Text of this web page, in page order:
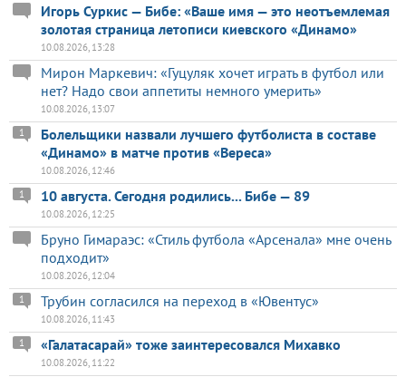
Игорь Суркис — Бибе: «Ваше имя — это неотъемлемая
золотая страница летописи киевского «Динамо»
10.08.2026, 13:28
Мирон Маркевич: «Гуцуляк хочет играть в футбол или
нет? Надо свои аппетиты немного умерить»
10.08.2026, 13:07
Болельщики назвали лучшего футболиста в составе
«Динамо» в матче против «Вереса»
1
10.08.2026, 12:46
10 августа. Сегодня родились... Бибе — 89
1
10.08.2026, 12:25
Бруно Гимараэс: «Стиль футбола «Арсенала» мне очень
подходит»
10.08.2026, 12:04
Трубин согласился на переход в «Ювентус»
1
10.08.2026, 11:43
«Галатасарай» тоже заинтересовался Михавко
1
10.08.2026, 11:22